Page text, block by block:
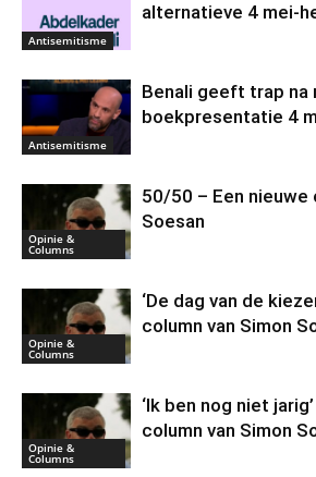
Antisemitisme
alternatieve 4 mei-
Antisemitisme
Benali geeft trap na
boekpresentatie 4
Opinie &
Columns
50/50 – Een nieuwe
Soesan
Opinie &
Columns
‘De dag van de
column van Simon
Opinie &
Columns
‘Ik ben nog niet
column van Simon